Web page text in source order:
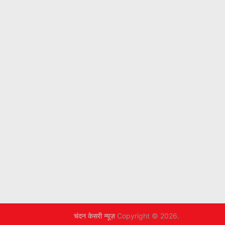
चंदन केसरी न्यूज़ Copyright © 2026.